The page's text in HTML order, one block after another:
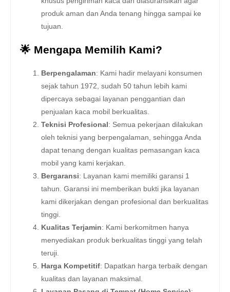
produk aman dan Anda tenang hingga sampai ke
tujuan.
🌟 Mengapa Memilih Kami?
Berpengalaman: Kami hadir melayani konsumen
sejak tahun 1972, sudah 50 tahun lebih kami
dipercaya sebagai layanan penggantian dan
penjualan kaca mobil berkualitas.
Teknisi Profesional : Semua pekerjaan dilakukan
oleh teknisi yang berpengalaman, sehingga Anda
dapat tenang dengan kualitas pemasangan kaca
mobil yang kami kerjakan.
Bergaransi: Layanan kami memiliki garansi 1
tahun. Garansi ini memberikan bukti jika layanan
kami dikerjakan dengan profesional dan berkualitas
tinggi.
Kualitas Terjamin: Kami berkomitmen hanya
menyediakan produk berkualitas tinggi yang telah
teruji.
Harga Kompetitif: Dapatkan harga terbaik dengan
kualitas dan layanan maksimal.